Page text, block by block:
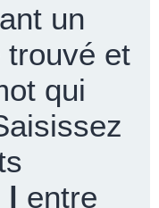
un
trouvé et
qui
| entre